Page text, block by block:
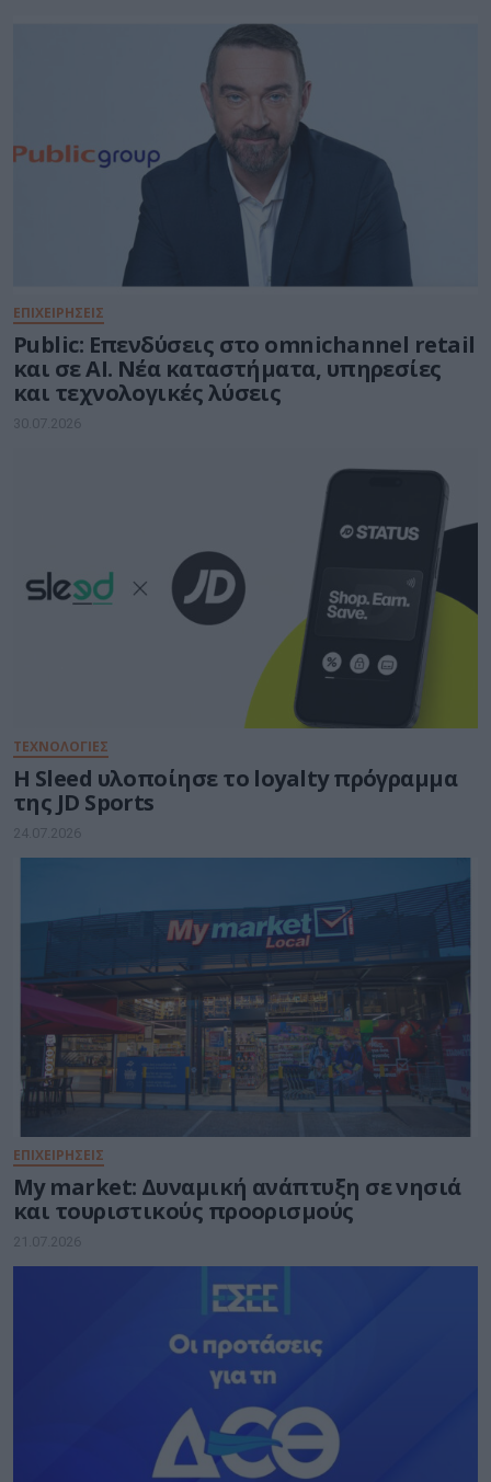
ΕΠΙΧΕΙΡΗΣΕΙΣ
Public: Επενδύσεις στo omnichannel retail
και σε ΑΙ. Νέα καταστήματα, υπηρεσίες
και τεχνολογικές λύσεις
30.07.2026
ΤΕΧΝΟΛΟΓΙΕΣ
Η Sleed υλοποίησε το loyalty πρόγραμμα
της JD Sports
24.07.2026
ΕΠΙΧΕΙΡΗΣΕΙΣ
My market: Δυναμική ανάπτυξη σε νησιά
και τουριστικούς προορισμούς
21.07.2026